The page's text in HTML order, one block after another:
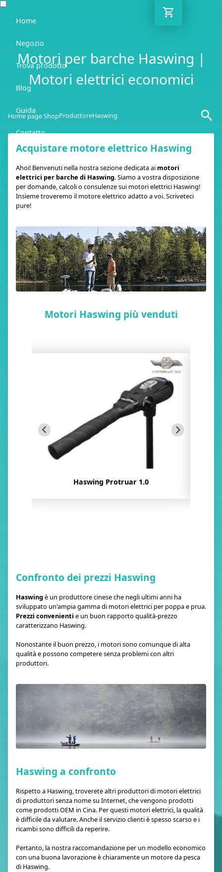
Home
Negozio
Trova prodotto
Blog
Guida
Contatto
Motori per barche Haswing |
Motori elettrici economici
Home page ShopProduttoreHaswing
Acquistare motore elettrico Haswing
Ahoi! Benvenuti nella nostra sezione dedicata ai motori
elettrici per barche di Haswing. Siamo a vostra disposizione
per domande, calcoli o consulenze sui motori elettrici Haswing!
Insieme troveremo il motore elettrico adatto a voi. Scriveteci
pure!
Motori Haswing più venduti
Haswing Ultima 3.0
Confronto dei prezzi Haswing
Haswingè un produttore cinese che negli ultimi anni ha
sviluppato un'ampia gamma di motori elettrici per poppa e prua.
Prezzi convenienti e un buon rapporto qualità-prezzo
caratterizzano Haswing.
Nonostante il buon prezzo, i motori sono comunque di alta
qualità e possono competere senza problemi con altri
produttori.
Haswing a confronto
Rispetto a Haswing, troverete altri produttori di motori elettrici
di produttori senza nome su Internet, che vengono prodotti
come prodotti OEM in Cina. Per questi motori elettrici, la qualità
è difficile da valutare. Anche il servizio clienti è spesso scarso e i
ricambi sono difficili da reperire.
Pertanto, la nostra raccomandazione per un modello economico
con una buona lavorazione è chiaramente un motore da pesca
di Haswing.